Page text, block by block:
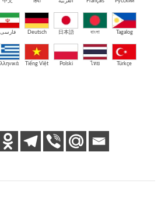
فارسی Deutsch 日本語 বাংলা Tagalog
Tiếng Việt Polski ไทย Türkçe